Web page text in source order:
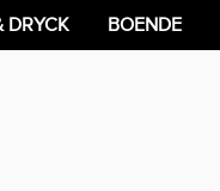
DRYCK BOENDE